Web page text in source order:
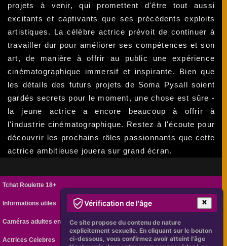
projets à venir, qui promettent d'être tout aussi
excitants et captivants que ses précédents exploits
artistiques. La célèbre actrice prévoit de continuer à
travailler dur pour améliorer ses compétences et son
art, de manière à offrir au public une expérience
cinématographique immersif et inspirante. Bien que
les détails des futurs projets de Soma Pysall soient
gardés secrets pour le moment, une chose est sûre -
la jeune actrice a encore beaucoup à offrir à
l'industrie cinématographique. Restez à l'écoute pour
découvrir les prochains rôles passionnants que cette
actrice ambitieuse jouera sur grand écran.
Tchat Roulette 18+
Informations utiles
Caméras adultes en ligne
Actrices Celebres
Vérification de l'âge
Ce site propose du contenu de nature
explicitement sexuelle. En cliquant sur le bouton
ci-dessous, vous confirmez avoir atteint l'âge